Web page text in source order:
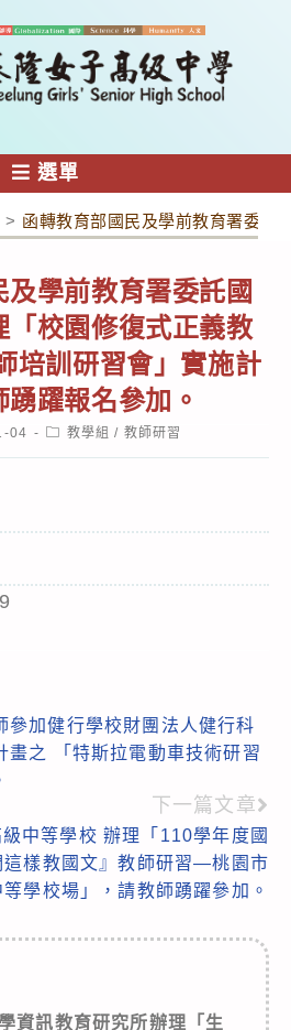
選單
> 函轉教育部國民及學前教育署委託
及學前教育署委託國
「校園修復式正義教
培訓研習會」實施計
躍報名參加。
04
Post教學組 / 教師研習
參加健行學校財團法人健行科
畫之 「特斯拉電動車技術研習
下一篇文章
中等學校 辦理「110學年度國
這樣教國文』教師研習—桃園市
學校場」，請教師踴躍參加。
資訊教育研究所辦理「生